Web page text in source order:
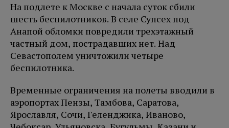
На подлете к Москве с начала суток сбили
шесть беспилотников. В селе Супсех под
Анапой обломки повредили трехэтажный
частный дом, пострадавших нет. Над
Севастополем уничтожили четыре
беспилотника.
Временные ограничения на полеты вводили в
аэропортах Пензы, Тамбова, Саратова,
Ярославля, Сочи, Геленджика, Иваново,